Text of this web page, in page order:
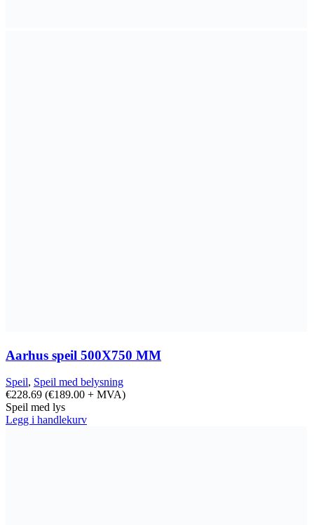
Aarhus speil 500X750 MM
Speil, Speil med belysning
€228.69 (€189.00 + MVA)
Speil med lys
Legg i handlekurv